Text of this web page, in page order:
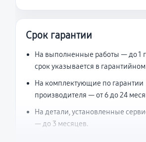
Срок гарантии
На выполненные работы — до 1
срок указывается в
На комплектующие по гарантии
производителя — от 6 до 24
На детали, установленные
— до 3 месяцев.